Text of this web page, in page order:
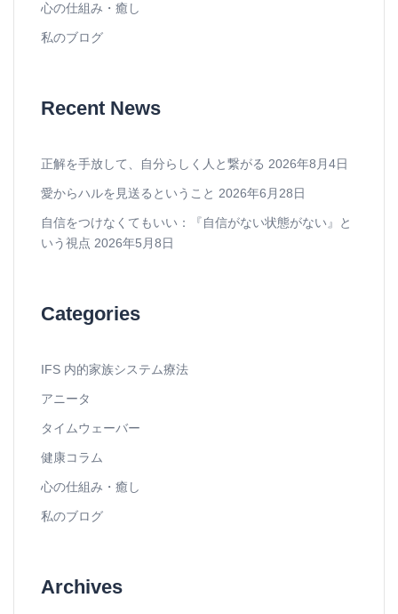
心の仕組み・癒し
私のブログ
Recent News
正解を手放して、自分らしく人と繋がる 2026年8月4日
愛からハルを見送るということ 2026年6月28日
自信をつけなくてもいい：『自信がない状態がない』と
いう視点 2026年5月8日
Categories
IFS 内的家族システム療法
アニータ
タイムウェーバー
健康コラム
心の仕組み・癒し
私のブログ
Archives